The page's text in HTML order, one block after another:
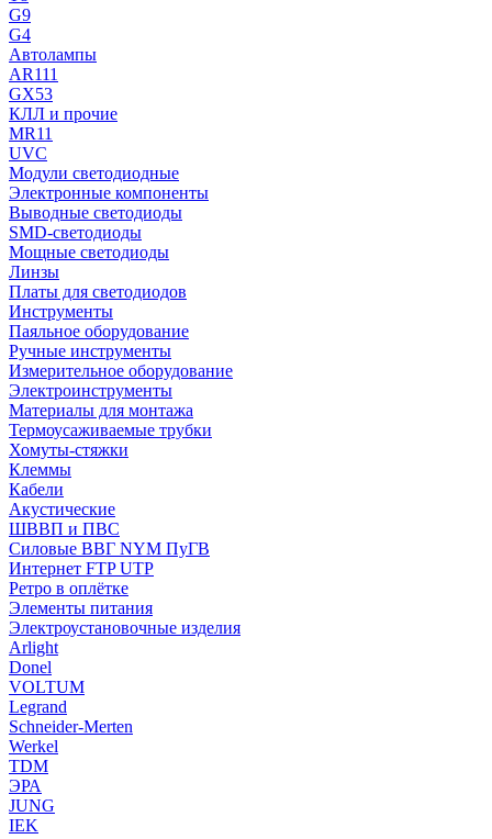
G9
G4
Автолампы
AR111
GX53
КЛЛ и прочие
MR11
UVC
Модули светодиодные
Электронные компоненты
Выводные светодиоды
SMD-светодиоды
Мощные светодиоды
Линзы
Платы для светодиодов
Инструменты
Паяльное оборудование
Ручные инструменты
Измерительное оборудование
Электроинструменты
Материалы для монтажа
Термоусаживаемые трубки
Хомуты-стяжки
Клеммы
Кабели
Акустические
ШВВП и ПВС
Силовые ВВГ NYM ПуГВ
Интернет FTP UTP
Ретро в оплётке
Элементы питания
Электроустановочные изделия
Arlight
Donel
VOLTUM
Legrand
Schneider-Merten
Werkel
TDM
ЭРА
JUNG
IEK